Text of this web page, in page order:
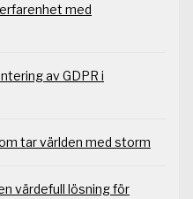
med
av GDPR i
tar världen med storm
värdefull lösning för